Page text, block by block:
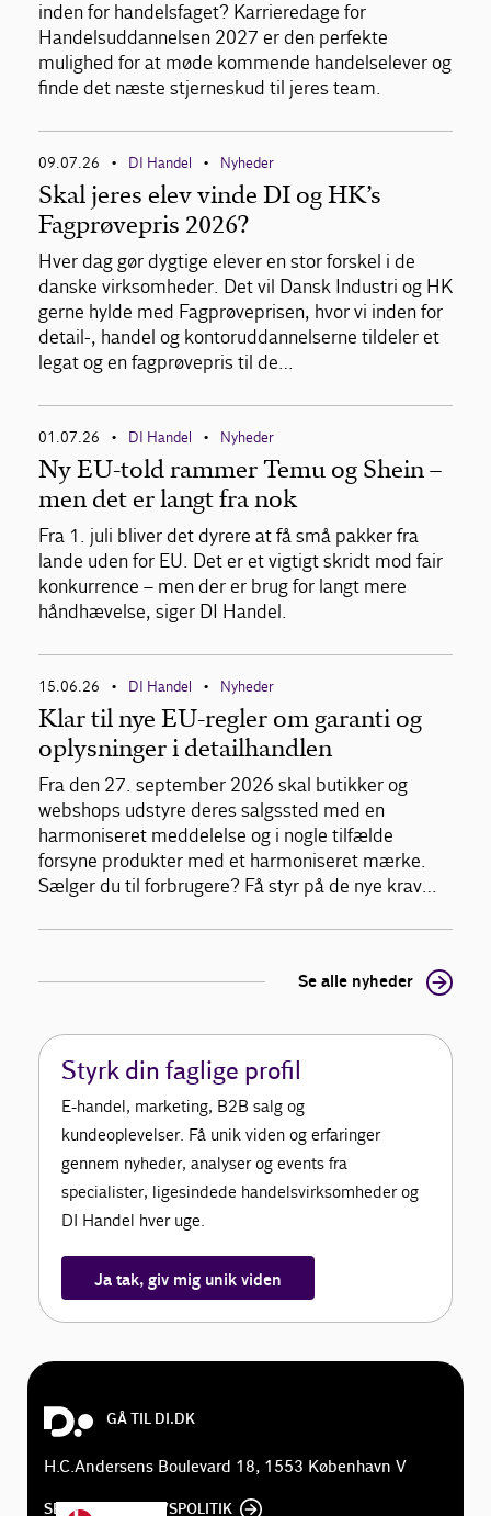
inden for handelsfaget? Karrieredage for
Handelsuddannelsen 2027 er den perfekte
mulighed for at møde kommende handelselever og
finde det næste stjerneskud til jeres team.
09.07.26 • DI Handel • Nyheder
Skal jeres elev vinde DI og HK’s
Fagprøvepris 2026?
Hver dag gør dygtige elever en stor forskel i de
danske virksomheder. Det vil Dansk Industri og HK
gerne hylde med Fagprøveprisen, hvor vi inden for
detail-, handel og kontoruddannelserne tildeler et
legat og en fagprøvepris til de…
01.07.26 • DI Handel • Nyheder
Ny EU-told rammer Temu og Shein –
men det er langt fra nok
Fra 1. juli bliver det dyrere at få små pakker fra
lande uden for EU. Det er et vigtigt skridt mod fair
konkurrence – men der er brug for langt mere
håndhævelse, siger DI Handel.
15.06.26 • DI Handel • Nyheder
Klar til nye EU-regler om garanti og
oplysninger i detailhandlen
Fra den 27. september 2026 skal butikker og
webshops udstyre deres salgssted med en
harmoniseret meddelelse og i nogle tilfælde
forsyne produkter med et harmoniseret mærke.
Sælger du til forbrugere? Få styr på de nye krav…
Se alle nyheder
Styrk din faglige profil
E-handel, marketing, B2B salg og
kundeoplevelser. Få unik viden og erfaringer
gennem nyheder, analyser og events fra
specialister, ligesindede handelsvirksomheder og
DI Handel hver uge.
Ja tak, giv mig unik viden
GÅ TIL DI.DK
H.C.Andersens Boulevard 18, 1553 København V
SE DI'S PRIVATLIVSPOLITIK